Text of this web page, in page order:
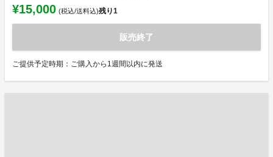
¥15,000 (税込/送料込)残り1
販売終了
ご提供予定時期：ご購入から1週間以内に発送